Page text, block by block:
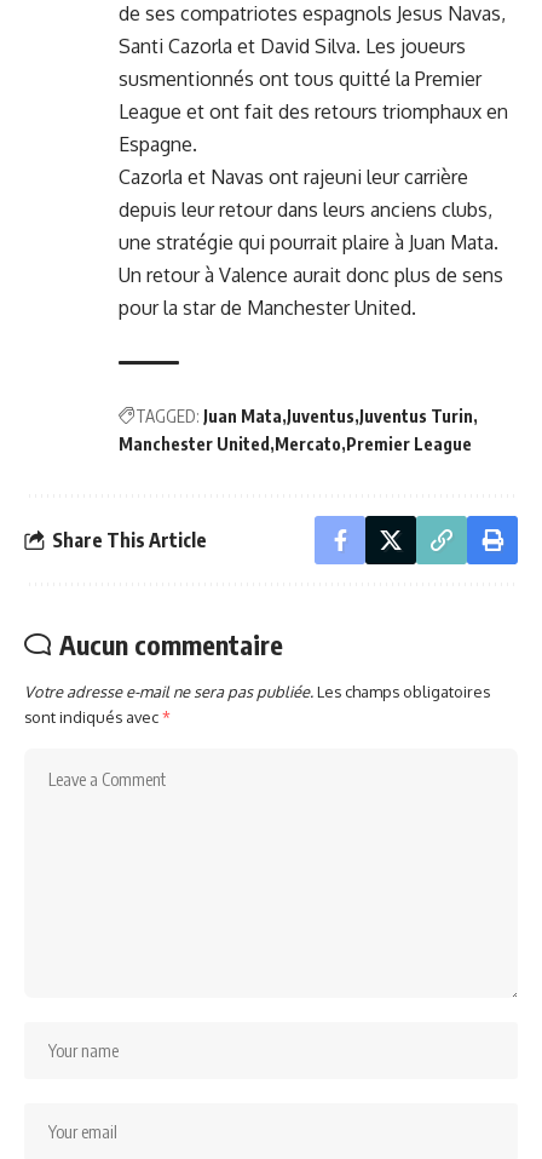
de ses compatriotes espagnols Jesus Navas,
Santi Cazorla et David Silva. Les joueurs
susmentionnés ont tous quitté la Premier
League et ont fait des retours triomphaux en
Espagne.
Cazorla et Navas ont rajeuni leur carrière
depuis leur retour dans leurs anciens clubs,
une stratégie qui pourrait plaire à Juan Mata.
Un retour à Valence aurait donc plus de sens
pour la star de Manchester United.
TAGGED: Juan Mata Juventus Juventus Turin
Manchester United Mercato Premier League
Share This Article
Aucun commentaire
Votre adresse e-mail ne sera pas publiée.Les champs obligatoires
sont indiqués avec*